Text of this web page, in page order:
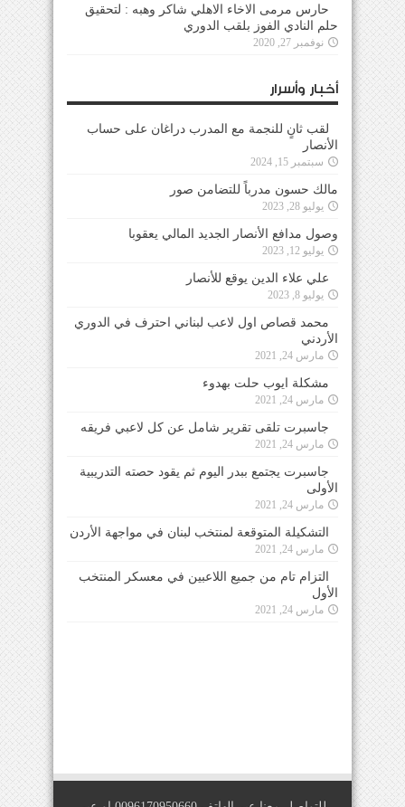
حارس مرمى الاخاء الاهلي شاكر وهبه : لتحقيق
حلم النادي الفوز بلقب الدوري
نوفمبر 27, 2020
أخبار وأسرار
لقب ثانٍ للنجمة مع المدرب دراغان على حساب
الأنصار
سبتمبر 15, 2024
مالك حسون مدرباً للتضامن صور
يوليو 28, 2023
وصول مدافع الأنصار الجديد المالي يعقوبا
يوليو 12, 2023
علي علاء الدين يوقع للأنصار
يوليو 8, 2023
محمد قصاص اول لاعب لبناني احترف في الدوري
الأردني
مارس 24, 2021
مشكلة ايوب حلت بهدوء
مارس 24, 2021
جاسبرت تلقى تقرير شامل عن كل لاعبي فريقه
مارس 24, 2021
جاسبرت يجتمع ببدر اليوم ثم يقود حصته التدريبية
الأولى
مارس 24, 2021
التشكيلة المتوقعة لمنتخب لبنان في مواجهة الأردن
مارس 24, 2021
التزام تام من جميع اللاعبين في معسكر المنتخب
الأول
مارس 24, 2021